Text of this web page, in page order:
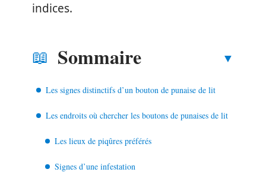
indices.
Sommaire
Les signes distinctifs d’un bouton de punaise de lit
Les endroits où chercher les boutons de punaises de lit
Les lieux de piqûres préférés
Signes d’une infestation